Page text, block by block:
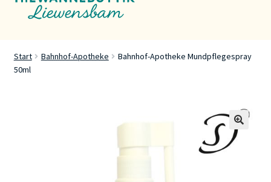
Servicer
Start Bahnhof-Apotheke
Bahnhof-Apotheke Mundpflegespray
50ml
🔍